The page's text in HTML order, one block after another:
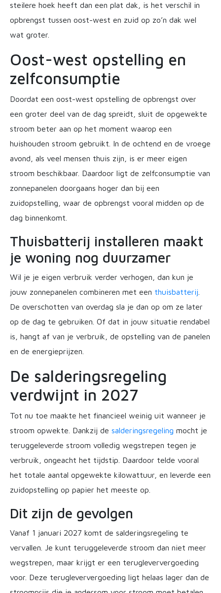
steilere hoek heeft dan een plat dak, is het verschil in
opbrengst tussen oost-west en zuid op zo’n dak wel
wat groter.
Oost-west opstelling en
zelfconsumptie
Doordat een oost-west opstelling de opbrengst over
een groter deel van de dag spreidt, sluit de opgewekte
stroom beter aan op het moment waarop een
huishouden stroom gebruikt. In de ochtend en de vroege
avond, als veel mensen thuis zijn, is er meer eigen
stroom beschikbaar. Daardoor ligt de zelfconsumptie van
zonnepanelen doorgaans hoger dan bij een
zuidopstelling, waar de opbrengst vooral midden op de
dag binnenkomt.
Thuisbatterij installeren maakt
je woning nog duurzamer
Wil je je eigen verbruik verder verhogen, dan kun je
jouw zonnepanelen combineren met een thuisbatterij
De overschotten van overdag sla je dan op om ze later
op de dag te gebruiken. Of dat in jouw situatie rendabel
is, hangt af van je verbruik, de opstelling van de panelen
en de energieprijzen.
De salderingsregeling
verdwijnt in 2027
Tot nu toe maakte het financieel weinig uit wanneer je
stroom opwekte. Dankzij de salderingsregeling mocht je
teruggeleverde stroom volledig wegstrepen tegen je
verbruik, ongeacht het tijdstip. Daardoor telde vooral
het totale aantal opgewekte kilowattuur, en leverde een
zuidopstelling op papier het meeste op.
Dit zijn de gevolgen
Vanaf 1 januari 2027 komt de salderingsregeling te
vervallen. Je kunt teruggeleverde stroom dan niet meer
wegstrepen, maar krijgt er een terugleververgoeding
voor. Deze terugleververgoeding ligt helaas lager dan de